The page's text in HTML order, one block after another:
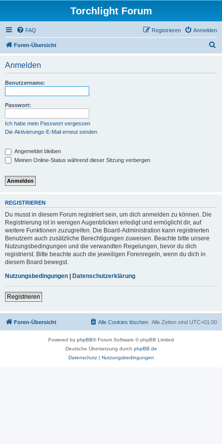
Torchlight Forum
FAQ Anmelden
Registrieren
Foren-Übersicht
Anmelden
Benutzername:
Passwort:
Ich habe mein Passwort vergessen
Die Aktivierungs-E-Mail erneut senden
Angemeldet bleiben
Meinen Online-Status während dieser Sitzung verbergen
REGISTRIEREN
Du musst in diesem Forum registriert sein, um dich anmelden zu können. Die
Registrierung ist in wenigen Augenblicken erledigt und ermöglicht dir, auf
weitere Funktionen zuzugreifen. Die Board-Administration kann registrierten
Benutzern auch zusätzliche Berechtigungen zuweisen. Beachte bitte unsere
Nutzungsbedingungen und die verwandten Regelungen, bevor du dich
registrierst. Bitte beachte auch die jeweiligen Forenregeln, wenn du dich in
diesem Board bewegst.
Nutzungsbedingungen | Datenschutzerklärung
Registrieren
Foren-Übersicht Alle Zeiten sind UTC+01:00
Alle Cookies löschen
Powered by phpBB® Forum Software © phpBB Limited
Deutsche Übersetzung durch phpBB.de
Datenschutz| Nutzungsbedingungen